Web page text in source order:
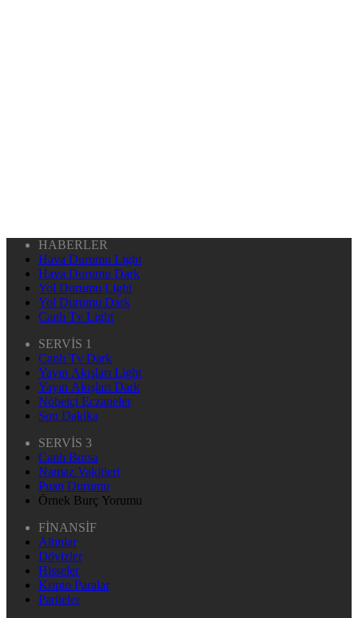
HABERLER
Hava Durumu Light
Hava Durumu Dark
Yol Durumu Light
Yol Durumu Dark
Canlı Tv Light
SERVİS 1
Canlı Tv Dark
Yayın Akışları Light
Yayın Akışları Dark
Nöbetçi Eczaneler
Son Dakika
SERVİS 3
Canlı Borsa
Namaz Vakitleri
Puan Durumu
Örnek Burç Yorumu
FİNANSİF
Altınlar
Dövizler
Hisseler
Kripto Paralar
Pariteler